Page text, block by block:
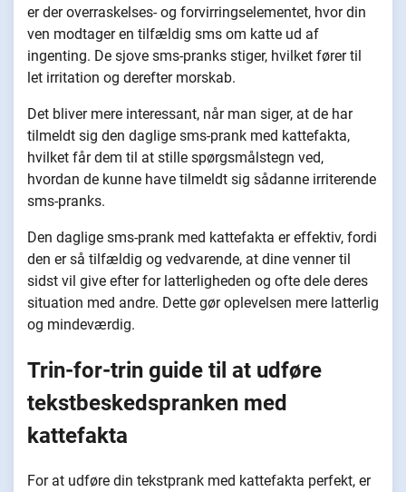
er der overraskelses- og forvirringselementet, hvor din
ven modtager en tilfældig sms om katte ud af
ingenting. De sjove sms-pranks stiger, hvilket fører til
let irritation og derefter morskab.
Det bliver mere interessant, når man siger, at de har
tilmeldt sig den daglige sms-prank med kattefakta,
hvilket får dem til at stille spørgsmålstegn ved,
hvordan de kunne have tilmeldt sig sådanne irriterende
sms-pranks.
Den daglige sms-prank med kattefakta er effektiv, fordi
den er så tilfældig og vedvarende, at dine venner til
sidst vil give efter for latterligheden og ofte dele deres
situation med andre. Dette gør oplevelsen mere latterlig
og mindeværdig.
Trin-for-trin guide til at udføre
tekstbeskedspranken med
kattefakta
For at udføre din tekstprank med kattefakta perfekt, er